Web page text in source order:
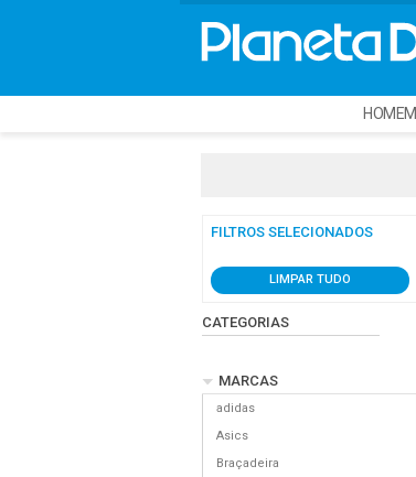
HOMEM
FILTROS SELECIONADOS
LIMPAR TUDO
CATEGORIAS
MARCAS
adidas
Asics
Braçadeira